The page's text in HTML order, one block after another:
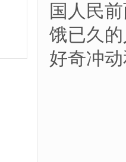
国人民
饿已久
好奇冲